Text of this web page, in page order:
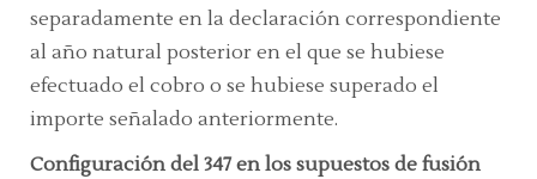
separadamente en la declaración correspondiente
al año natural posterior en el que se hubiese
efectuado el cobro o se hubiese superado el
importe señalado anteriormente.
Configuración del 347 en los supuestos de fusión